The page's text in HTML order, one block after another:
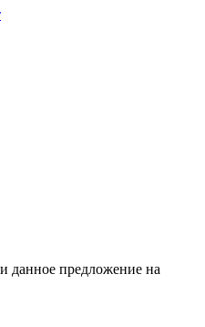
данное предложение на